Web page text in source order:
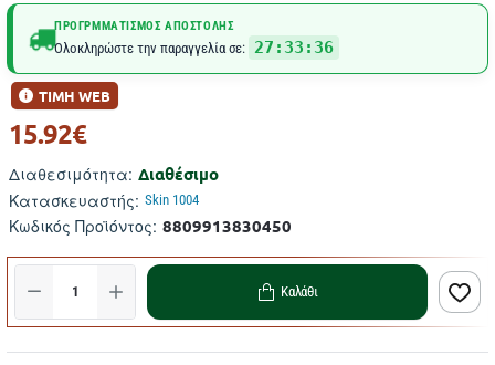
ΠΡΟΓΡΜΜΑΤΙΣΜΌΣ ΑΠΟΣΤΟΛΉΣ
Ολοκληρώστε την παραγγελία σε: 27:33:36
Διαθεσιμότητα: Διαθέσιμο
Κατασκευαστής: Skin 1004
Κωδικός Προϊόντος: 8809913830450
ΤΙΜΗ WEB
15.92€
Καλάθι